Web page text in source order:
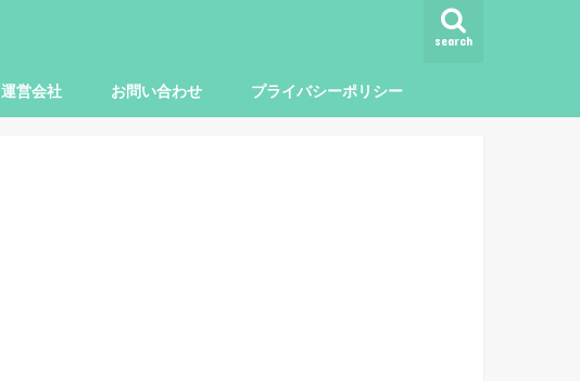
search
運営会社 お問い合わせ プライバシーポリシー